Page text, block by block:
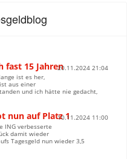
fast 15 Jahren20.11.2024 21:04
ist es her,
aus einer
und ich hätte nie gedacht,
nun auf Platz 110.11.2024 11:00
ING verbesserte
damit wieder
Tagesgeld nun wieder 3,5